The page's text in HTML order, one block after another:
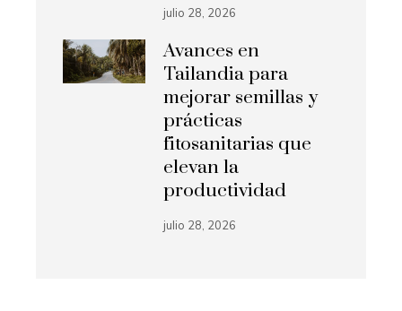
julio 28, 2026
Avances en
Tailandia para
mejorar semillas y
prácticas
fitosanitarias que
elevan la
productividad
julio 28, 2026